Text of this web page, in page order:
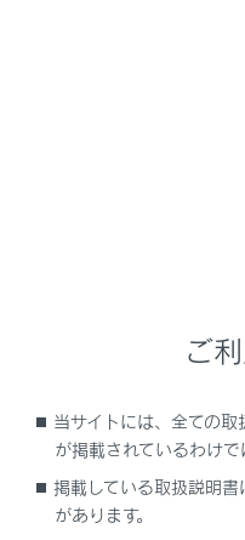
連絡先データの転送
ワンタッチダイヤル
連絡先に新規データ
ご
当サイトには、全ての
が掲載されているわけで
掲載している取扱説明
があります。